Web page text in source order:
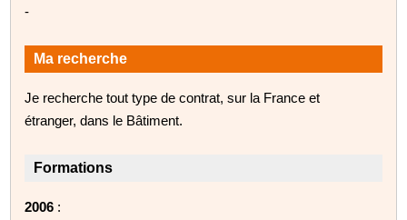
-
Ma recherche
Je recherche tout type de contrat, sur la France et
étranger, dans le Bâtiment.
Formations
2006 :